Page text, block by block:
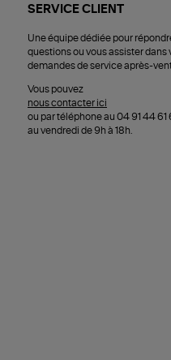
SERVICE CLIENT
Une équipe dédiée pour
questions ou vous assister dans
demandes de service après-
Vous pouvez
nous contacter ici
ou par téléphone au 04 91 44 61
au vendredi de 9h à 18h.